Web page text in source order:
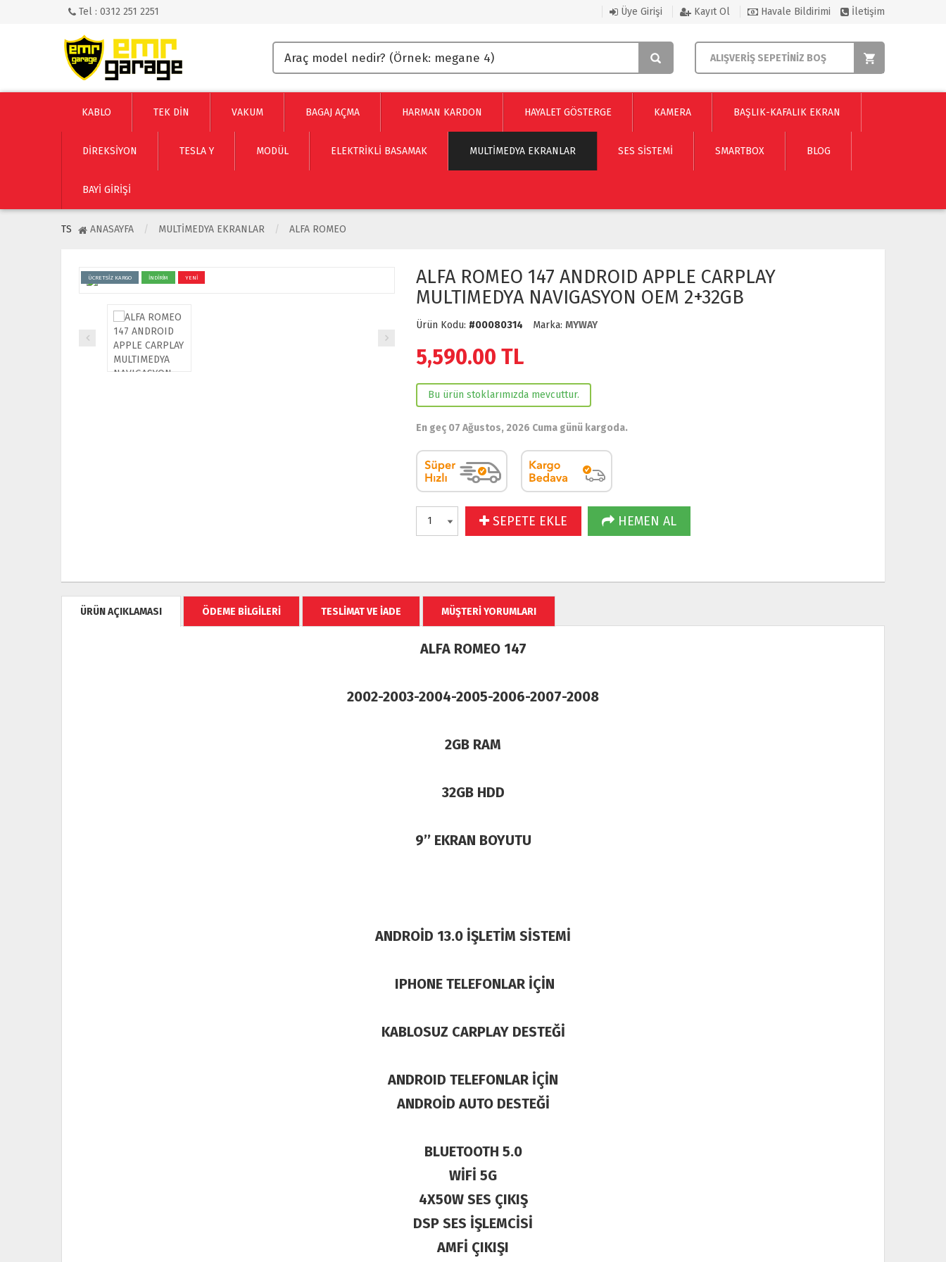
Tel : 0312 251 2251 Üye Girişi Kayıt Ol Havale Bildirimi İletişim
ALIŞVERİŞ SEPETİNİZ BOŞ
KABLO TEK DİN VAKUM BAGAJ AÇMA HARMAN KARDON HAYALET GÖSTERGE KAMERA BAŞLIK-KAFALIK EKRAN
DİREKSİYON TESLA Y MODÜL ELEKTRİKLİ BASAMAK MULTIMEDYA EKRANLAR SES SISTEMI SMARTBOX BLOG
BAYI GIRIŞI
TS ANASAYFA MULTIMEDYA EKRANLAR ALFA ROMEO
ÜCRETSİZ KARGO İNDİRİM YENİ
ALFA ROMEO 147 ANDROID APPLE CARPLAY
MULTIMEDYA NAVIGASYON OEM 2+32GB
Ürün Kodu: #00080314 Marka:MYWAY
5,590.00 TL
Bu ürün stoklarımızda mevcuttur.
En geç 07 Ağustos, 2026 Cuma günü kargoda.
SEPETE EKLE HEMEN AL
ÜRÜN AÇIKLAMASI ÖDEME BİLGİLERİ TESLİMAT VE İADE MÜŞTERİ YORUMLARI
ALFA ROMEO 147
2002-2003-2004-2005-2006-2007-2008
2GB RAM
32GB HDD
9’’ EKRAN BOYUTU
ANDROİD 13.0 İŞLETİM SİSTEMİ
IPHONE TELEFONLAR İÇİN
KABLOSUZ CARPLAY DESTEĞİ
ANDROID TELEFONLAR İÇİN
ANDROİD AUTO DESTEĞİ
BLUETOOTH 5.0
WİFİ 5G
4X50W SES ÇIKIŞ
DSP SES İŞLEMCİSİ
AMFİ ÇIKIŞI